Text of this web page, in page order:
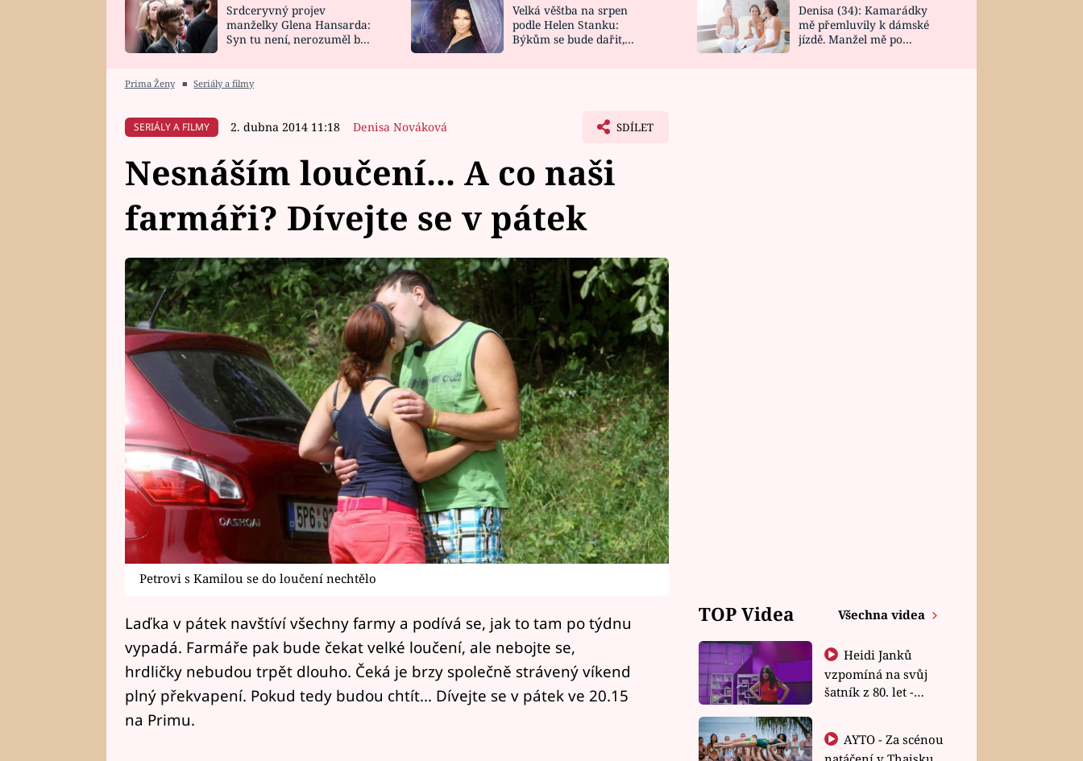
HOROSKOP NA
CELEBRITY
VAŘENÍ
NOVINKY
VIDEORECEPTY
DESIGN
Srdceryvný projev
manželky Glena Hansarda:
Syn tu není, nerozuměl by
Velká věštba na srpen
podle Helen Stanku:
Býkům se bude dařit,
Denisa (34): Kamarádky
mě přemluvily k dámské
jízdě. Manžel mě po
Prima Ženy ■ Seriály a filmy
SERIÁLY A FILMY 2. dubna 2014 11:18 Denisa Nováková SDÍLET
Nesnáším loučení... A co naši
farmáři? Dívejte se v pátek
Petrovi s Kamilou se do loučení nechtělo
Laďka v pátek navštíví všechny farmy a podívá se, jak to tam po týdnu
vypadá. Farmáře pak bude čekat velké loučení, ale nebojte se,
hrdličky nebudou trpět dlouho. Čeká je brzy společně strávený víkend
plný překvapení. Pokud tedy budou chtít... Dívejte se v pátek ve 20.15
na Primu.
TOP Videa Všechna videa
Heidi Janků
vzpomíná na svůj
šatník z 80. let -